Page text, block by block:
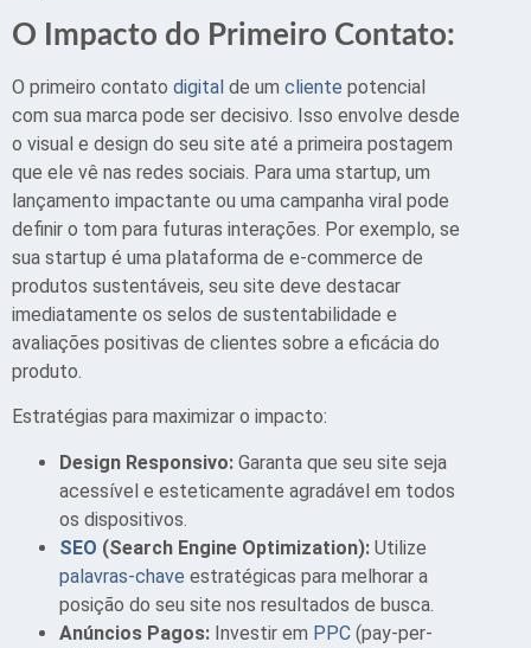
O Impacto do Primeiro Contato:
O primeiro contato digital de um cliente potencial
com sua marca pode ser decisivo. Isso envolve desde
o visual e design do seu site até a primeira postagem
que ele vê nas redes sociais. Para uma startup, um
lançamento impactante ou uma campanha viral pode
definir o tom para futuras interações. Por exemplo, se
sua startup é uma plataforma de e-commerce de
produtos sustentáveis, seu site deve destacar
imediatamente os selos de sustentabilidade e
avaliações positivas de clientes sobre a eficácia do
produto.
Estratégias para maximizar o impacto:
Design Responsivo: Garanta que seu site seja
acessível e esteticamente agradável em todos
os dispositivos.
SEO (Search Engine Optimization): Utilize
palavras-chave estratégicas para melhorar a
posição do seu site nos resultados de busca.
Anúncios Pagos: Investir em PPC (pay-per-